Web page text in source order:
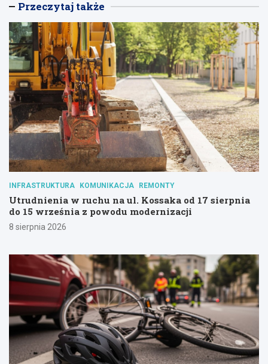
Przeczytaj także
INFRASTRUKTURA KOMUNIKACJA REMONTY
Utrudnienia w ruchu na ul. Kossaka od 17 sierpnia
do 15 września z powodu modernizacji
8 sierpnia 2026